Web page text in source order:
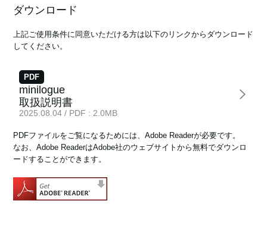
News
Location
About KORG
の資料であり、製品のご使用者を読者として想定しております。このライブラリーで公開
している取扱説明書について、購入されたお客様以外からのお問い合わせにはお応えでき
4） このライブラリーには、弊社が発売したすべての機種の取扱説明書及び製品資料など
5） 取扱説明書及び製品資料などの内容は、製品の仕様変更などで予告なく変更される場
合があります。 当サイトに掲載されている取扱説明書及び製品資料などの内容は、ご購入
の機種に同梱されている取扱説明書や現時点で発売されている機種に同梱されている取扱
説明書の内容と異なる場合があります。 このことをご了承の上、カタログ及び当ライブラ
足的情報としてご利用ください。
6） 株式会社コルグは、マニュアル・ライブラリー および指定のソフトウェアの使用、ま
たはそれらを使用できなかったことにより生じた損害（営業上の利益やデータの損失、そ
うな損害の可能性があることについて予め知らされた場合でも同様です。
ダウンロード
上記ご使用条件に同意いただける方は以下のリンクからダウンロード
してください。
PDF
minilogue
取扱説明書
2025.08.04 / PDF : 2.0MB
PDFファイルをご覧になるためには、Adobe Readerが必要です。
なお、Adobe ReaderはAdobe社のウェブサイトから無料でダウンロ
ードすることができます。